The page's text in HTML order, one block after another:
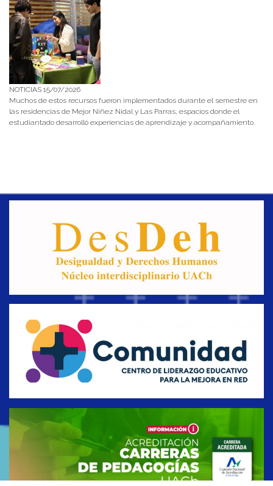
NOTICIAS 15/07/2026
Muchos de estos recursos fueron implementados durante el semestre en
las residencias de Mejor Niñez Nidal y Las Parras, espacios donde el
estudiantado desarrolló experiencias de aprendizaje y acompañamiento.